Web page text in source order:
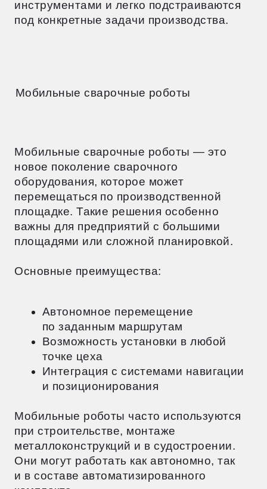
комплекта.
MIG/MAG-роботы — это самый
популярный вид сварочного
и цветных металлов.
TIG-роботы используются для
высокоточной сварки. Они применяются
для тонких деталей и материалов,
требующих особого подхода, таких как
нержавеющая сталь и титан.
современные технологии для точной
Минимальные деформации
обрабатываемых деталей
Высокая скорость процесса
Точность до микронов
Бесконтактная сварка без
на материал.